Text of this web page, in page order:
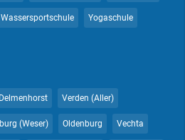
Wassersportschule Yogaschule
Delmenhorst Verden (Aller)
(Weser) Oldenburg Vechta